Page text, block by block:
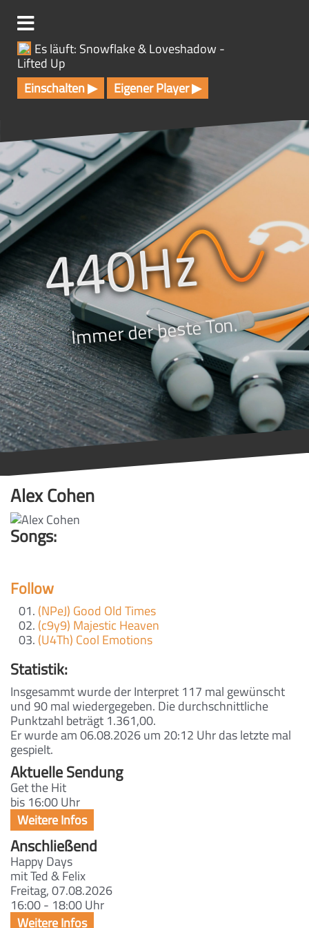
s
r
i
n
g
e
n
Es läuft: Snowflake & Loveshadow -
Lifted Up
Einschalten ▶
Eigener Player ▶
Immer der beste Ton.
Alex Cohen
Songs:
Follow
(NPeJ) Good Old Times
(c9y9) Majestic Heaven
(U4Th) Cool Emotions
Statistik:
Insgesammt wurde der Interpret 117 mal gewünscht
und 90 mal wiedergegeben. Die durchschnittliche
Punktzahl beträgt 1.361,00.
Er wurde am 06.08.2026 um 20:12 Uhr das letzte mal
gespielt.
Aktuelle Sendung
Get the Hit
bis 16:00 Uhr
Anschließend
Happy Days
mit Ted & Felix
Freitag, 07.08.2026
16:00 - 18:00 Uhr